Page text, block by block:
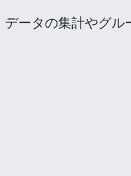
ータの集計やグ